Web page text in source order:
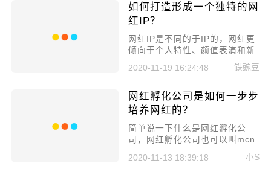
如何打造形成一个独特的网
红IP？
网红IP是不同的于IP的，网红更
倾向于个人特性、颜值表演和新
闻炒作等等，如何打造形成一个
独特的网红IP？
2020-11-19 16:24:48 铁豌豆
网红孵化公司是如何一步步
培养网红的？
简单说一下什么是网红孵化公
司，网红孵化公司也可以叫mcn
机构，大致就是将那些单打独斗
的网红们聚集在一起，进行专业
2020-11-13 18:39:18 小S